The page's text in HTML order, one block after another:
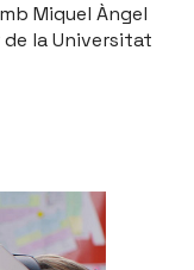
Miquel Àngel
la Universitat